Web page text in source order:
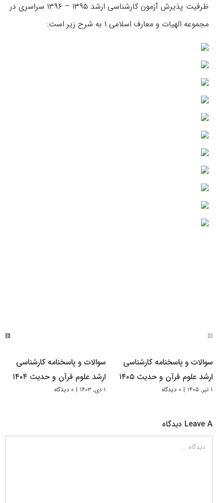
ظرفیت پذیرش آزمون کارشناسی ارشد ۱۳۹۵ – ۱۳۹۶ سراسری در
مجموعه الهیات و معارف اسلامی ۱ به شرح زیر است:
سوالات و پاسخنامه کارشناسی
ارشد علوم قرآن و حدیث ۱۴۰۵
۱ تیر, ۱۴۰۵ | ۰ دیدگاه
سوالات و پاسخنامه کارشناسی
ارشد علوم قرآن و حدیث ۱۴۰۴
۱ دی, ۱۴۰۳ | ۰ دیدگاه
Leave A دیدگاه
دیدگاه